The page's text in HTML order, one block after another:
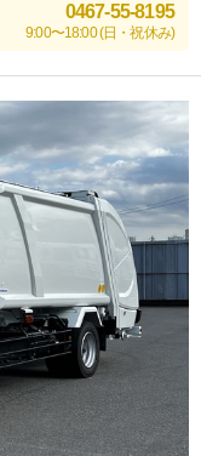
0467-55-8195
9:00〜18:00 (日・祝休み)